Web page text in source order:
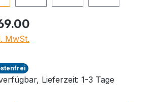
MwSt.
Lieferzeit: 1-3 Tage